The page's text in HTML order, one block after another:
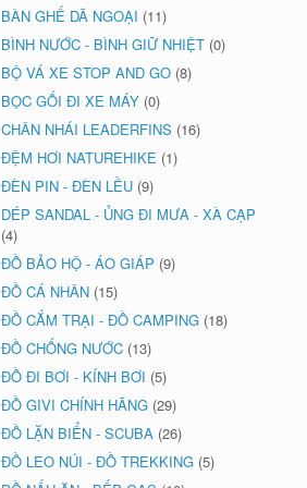
BÀN GHẾ DÃ NGOẠI (11)
BÌNH NƯỚC - BÌNH GIỮ NHIỆT (0)
BỘ VÁ XE STOP AND GO (8)
BỌC GỐI ĐI XE MÁY (0)
CHÂN NHÁI LEADERFINS (16)
ĐỆM HƠI NATUREHIKE (1)
ĐÈN PIN - ĐÈN LỀU (9)
DÉP SANDAL - ỦNG ĐI MƯA - XÀ CẠP
(4)
ĐỒ BẢO HỘ - ÁO GIÁP (9)
ĐỒ CÁ NHÂN (15)
ĐỒ CẮM TRẠI - ĐỒ CAMPING (18)
ĐỒ CHỐNG NƯỚC (13)
ĐỒ ĐI BƠI - KÍNH BƠI (5)
ĐỒ GIVI CHÍNH HÃNG (29)
ĐỒ LẶN BIỂN - SCUBA (26)
ĐỒ LEO NÚI - ĐỒ TREKKING (5)